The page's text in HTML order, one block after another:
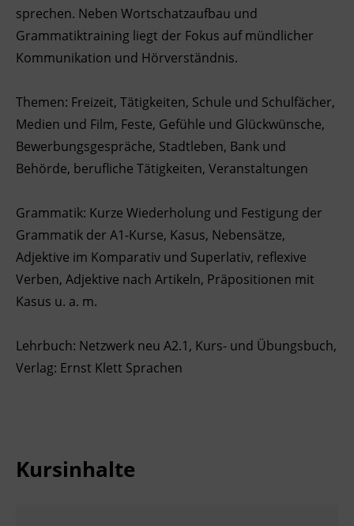
Ingenieurzertifizierung
Deutsch und Integration
Digitales Lernen
BFI Reutte
sprechen. Neben Wortschatzaufbau und
Grammatiktraining liegt der Fokus auf mündlicher
Kommunikation und Hörverständnis.
Themen: Freizeit, Tätigkeiten, Schule und Schulfächer,
Medien und Film, Feste, Gefühle und Glückwünsche,
Bewerbungsgespräche, Stadtleben, Bank und
Behörde, berufliche Tätigkeiten, Veranstaltungen
Grammatik: Kurze Wiederholung und Festigung der
Grammatik der A1-Kurse, Kasus, Nebensätze,
Adjektive im Komparativ und Superlativ, reflexive
Verben, Adjektive nach Artikeln, Präpositionen mit
Kasus u. a. m.
Lehrbuch: Netzwerk neu A2.1, Kurs- und Übungsbuch,
Verlag: Ernst Klett Sprachen
Kursinhalte